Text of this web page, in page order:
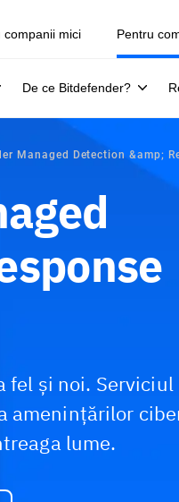
companii mici Pentru
De ce Bitdefender?
Managed Detection &amp;
fel și noi.
amenințărilor
lume.